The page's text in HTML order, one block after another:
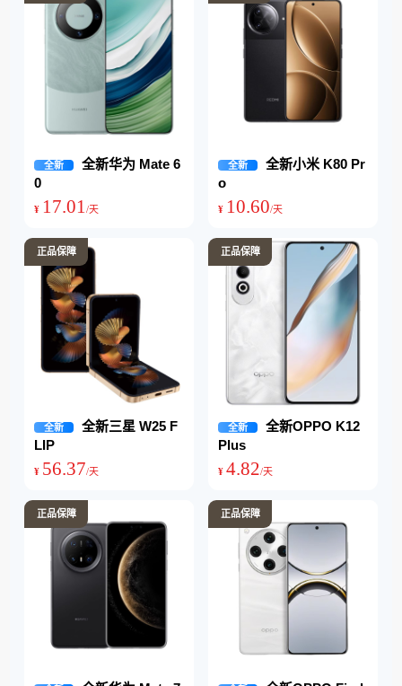
全新
全新华为 Mate 6
0
¥ 17.01/天
正品保障
全新
全新三星 W25 F
LIP
¥ 56.37/天
正品保障
全新
全新小米 K80 Pr
o
¥ 10.60/天
正品保障
全新
全新OPPO K12
Plus
¥ 4.82/天
正品保障